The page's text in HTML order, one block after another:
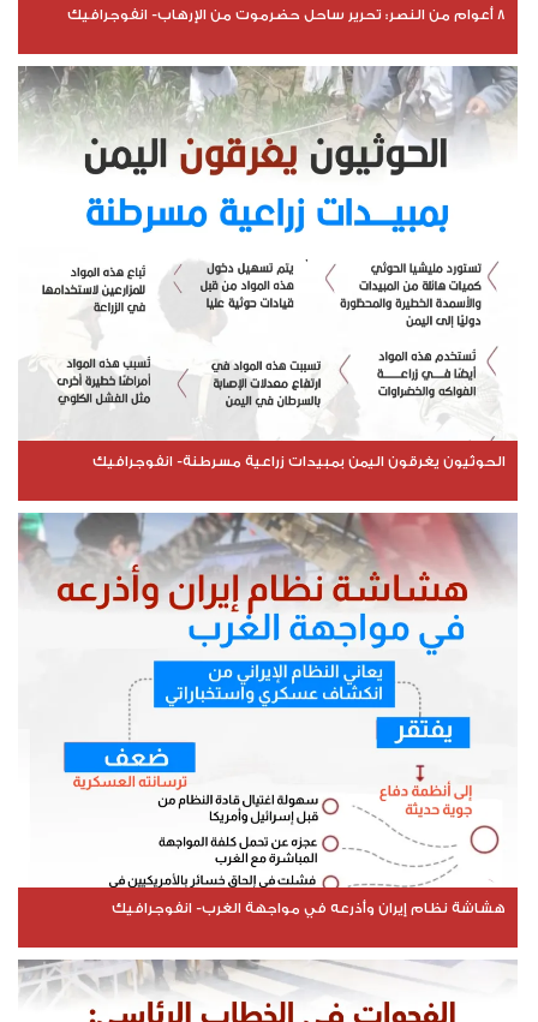
8 أعوام من النصر: تحرير ساحل حضرموت من الإرهاب- انفوجرافيك
الحوثيون يغرقون اليمن بمبيدات زراعية مسرطنة- انفوجرافيك
هشاشة نظام إيران وأذرعه في مواجهة الغرب- انفوجرافيك